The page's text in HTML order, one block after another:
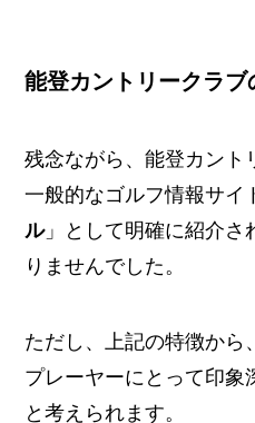
能登カントリークラブ
残念ながら、能登カント
一般的なゴルフ情報サイ
ル」として明確に紹介さ
りませんでした。
ただし、上記の特徴から
プレーヤーにとって印象
と考えられます。